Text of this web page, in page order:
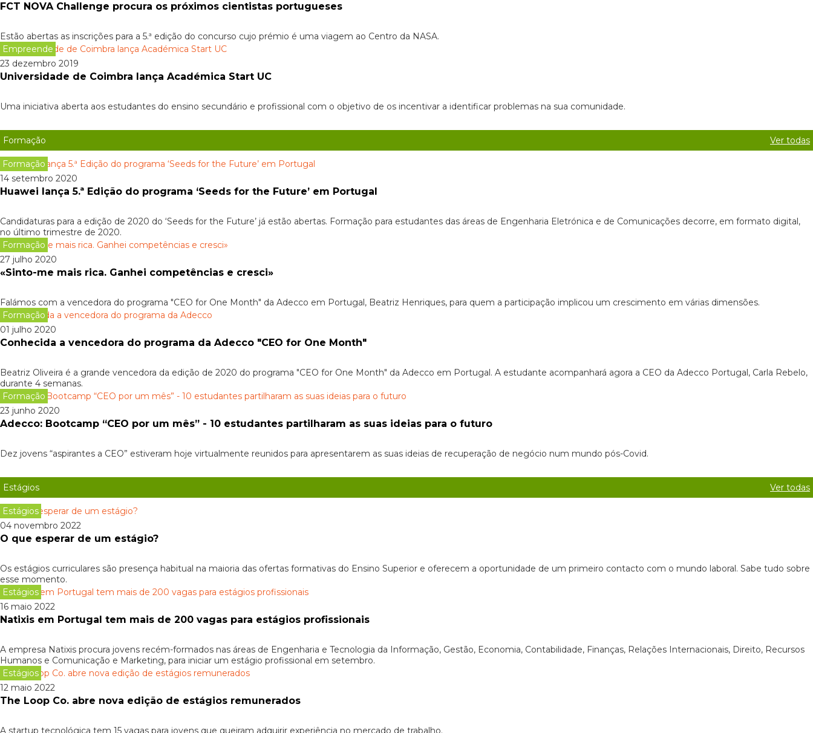
FCT NOVA Challenge procura os próximos cientistas portugueses
Estão abertas as inscrições para a 5.ª edição do concurso cujo prémio é uma viagem ao Centro da NASA.
Empreende
23 dezembro 2019
Universidade de Coimbra lança Académica Start UC
Uma iniciativa aberta aos estudantes do ensino secundário e profissional com o objetivo de os incentivar a identificar problemas na sua comunidade.
Formação Ver todas
Formação
14 setembro 2020
Huawei lança 5.ª Edição do programa ‘Seeds for the Future’ em Portugal
Candidaturas para a edição de 2020 do ‘Seeds for the Future’ já estão abertas. Formação para estudantes das áreas de Engenharia Eletrónica e de Comunicações decorre, em formato digital,
no último trimestre de 2020.
Formação
27 julho 2020
«Sinto-me mais rica. Ganhei competências e cresci»
Falámos com a vencedora do programa "CEO for One Month" da Adecco em Portugal, Beatriz Henriques, para quem a participação implicou um crescimento em várias dimensões.
Formação
01 julho 2020
Conhecida a vencedora do programa da Adecco "CEO for One Month"
Beatriz Oliveira é a grande vencedora da edição de 2020 do programa "CEO for One Month" da Adecco em Portugal. A estudante acompanhará agora a CEO da Adecco Portugal, Carla Rebelo,
durante 4 semanas.
Formação
23 junho 2020
Adecco: Bootcamp “CEO por um mês” - 10 estudantes partilharam as suas ideias para o futuro
Dez jovens “aspirantes a CEO” estiveram hoje virtualmente reunidos para apresentarem as suas ideias de recuperação de negócio num mundo pós-Covid.
Estágios Ver todas
Estágios
04 novembro 2022
O que esperar de um estágio?
Os estágios curriculares são presença habitual na maioria das ofertas formativas do Ensino Superior e oferecem a oportunidade de um primeiro contacto com o mundo laboral. Sabe tudo sobre
esse momento.
Estágios
16 maio 2022
Natixis em Portugal tem mais de 200 vagas para estágios profissionais
A empresa Natixis procura jovens recém-formados nas áreas de Engenharia e Tecnologia da Informação, Gestão, Economia, Contabilidade, Finanças, Relações Internacionais, Direito, Recursos
Humanos e Comunicação e Marketing, para iniciar um estágio profissional em setembro.
Estágios
12 maio 2022
The Loop Co. abre nova edição de estágios remunerados
A startup tecnológica tem 15 vagas para jovens que queiram adquirir experiência no mercado de trabalho.